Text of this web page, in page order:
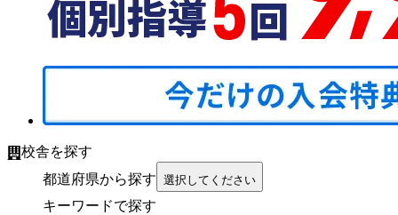
校舎を探す
都道府県から探す 選択してください
キーワードで探す